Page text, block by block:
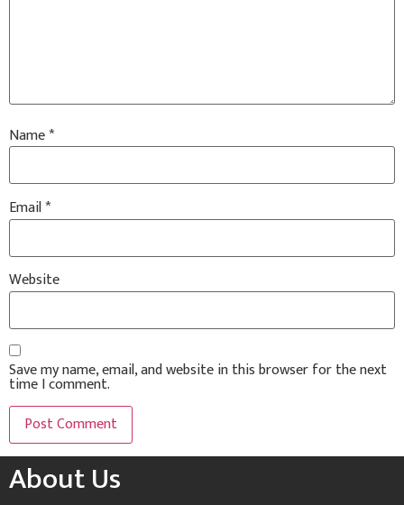
Name*
Email*
Website
Save my name, email, and website in this browser for the next
time I comment.
About Us